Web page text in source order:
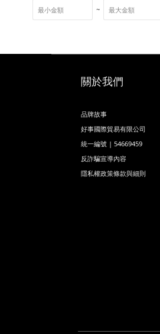
~
關於我們
品牌故事
好事國際貿易有限公司
統一編號 | 54669459
反詐騙宣導內容
隱私權政策條款與細則